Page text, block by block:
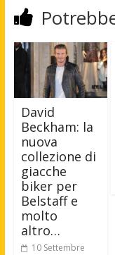
David
Beckham: la
nuova
collezione di
giacche
biker per
Belstaff e
molto
altro…
10 Settembre